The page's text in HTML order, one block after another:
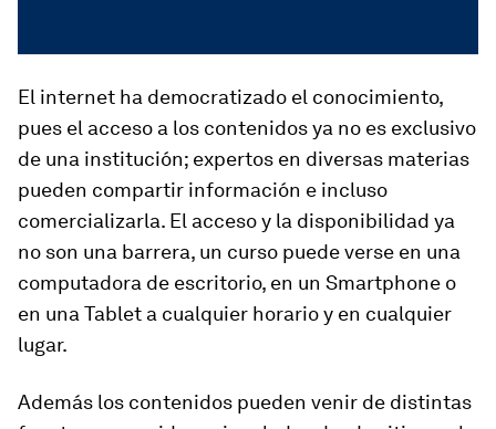
El internet ha democratizado el conocimiento,
pues el acceso a los contenidos ya no es exclusivo
de una institución; expertos en diversas materias
pueden compartir información e incluso
comercializarla. El acceso y la disponibilidad ya
no son una barrera, un curso puede verse en una
computadora de escritorio, en un Smartphone o
en una Tablet a cualquier horario y en cualquier
lugar.
Además los contenidos pueden venir de distintas